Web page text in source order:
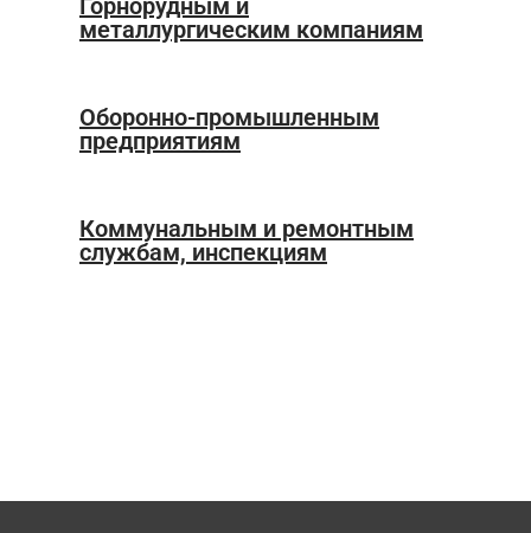
Горнорудным и
металлургическим компаниям
Оборонно-промышленным
предприятиям
Коммунальным и ремонтным
службам, инспекциям